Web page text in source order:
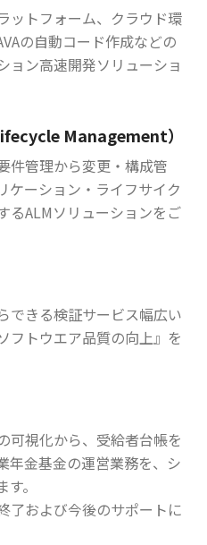
ットフォーム、クラウド環
の自動コード作成などの
ョン高速開発ソリューショ
Management）
件管理から変更・構成管
ケーション・ライフサイク
るALMソリューションをご
できる検証サービス幅広い
フトウエア品質の向上』を
可視化から、受給者台帳を
年金基金の運営業務を、シ
。
了および今後のサポートに